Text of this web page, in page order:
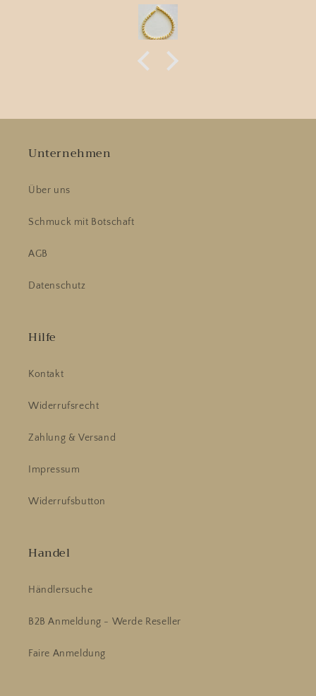
Unternehmen
Über uns
Schmuck mit Botschaft
AGB
Datenschutz
Hilfe
Kontakt
Widerrufsrecht
Zahlung & Versand
Impressum
Widerrufsbutton
Handel
Händlersuche
B2B Anmeldung - Werde Reseller
Faire Anmeldung